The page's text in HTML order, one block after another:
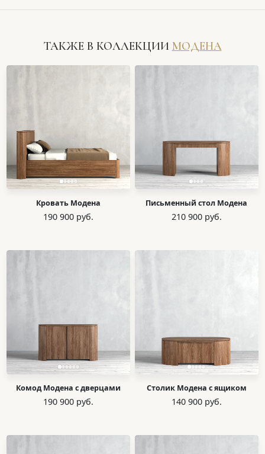
ТАКЖЕ В КОЛЛЕКЦИИ МОДЕНА
Кровать Модена
190 900 руб.
Письменный стол Модена
210 900 руб.
Комод Модена с дверцами
190 900 руб.
Столик Модена с ящиком
140 900 руб.